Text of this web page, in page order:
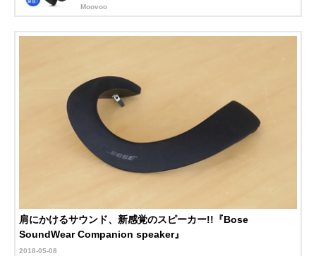
Amazonで見る
Amazonで見る
WN10
Amazonで見る
サンワサプライ
(SANWA
SUPPLY) 400-
シリコン素材使用
で柔らかい設計
行208mm
JVC JVC SP-
約15時間の連続再
Moovoo
肩にかけるサウンド、新感覚のスピーカー!!『Bose
SoundWear Companion speaker』
2018-05-08